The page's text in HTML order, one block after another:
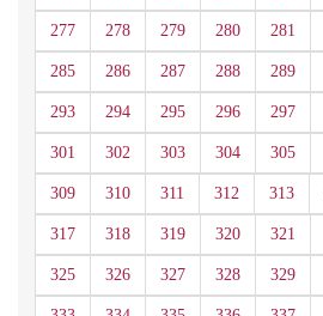
277 278 279 280 281
285 286 287 288 289
293 294 295 296 297
301 302 303 304 305
309 310 311 312 313
317 318 319 320 321
325 326 327 328 329